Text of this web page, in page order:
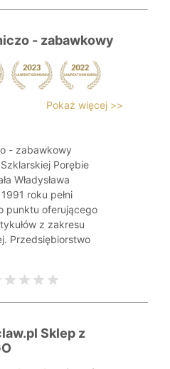
- zabawkowy
Pokaż więcej >>
- zabawkowy
Porębie
Władysława
roku pełni
punktu oferującego
z zakresu
Przedsiębiorstwo
Sklep z